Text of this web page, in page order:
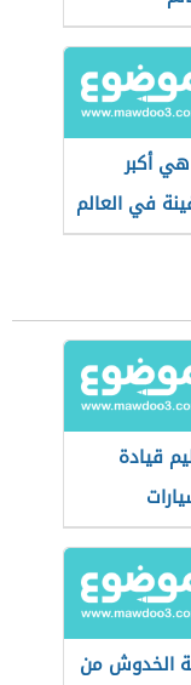
أكبر
في العالم
قيادة
الخدوش من